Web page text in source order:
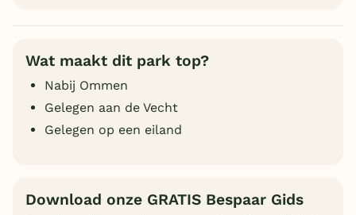
Wat maakt dit park top?
Nabij Ommen
Gelegen aan de Vecht
Gelegen op een eiland
Download onze GRATIS Bespaar Gids